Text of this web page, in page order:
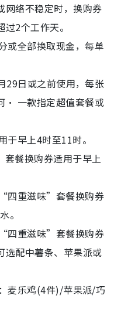
网络不稳定时，换购券
2个工作天。
或全部换取现金，每单
29日或之前使用，每张
‧ 一款指定超值套餐或
早上4时至11时。
餐换购券适用于早上
重滋味”套餐换购券
。
重滋味”套餐换购券
选配中薯条、苹果派或
麦乐鸡(4件)/苹果派/巧